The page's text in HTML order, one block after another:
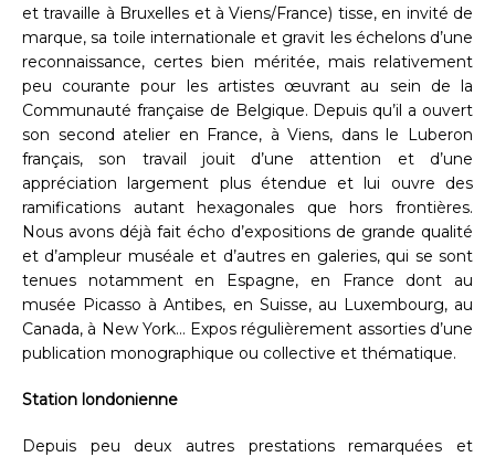
et travaille à Bruxelles et à Viens/France) tisse, en invité de
marque, sa toile internationale et gravit les échelons d’une
reconnaissance, certes bien méritée, mais relativement
peu courante pour les artistes œuvrant au sein de la
Communauté française de Belgique. Depuis qu’il a ouvert
son second atelier en France, à Viens, dans le Luberon
français, son travail jouit d’une attention et d’une
appréciation largement plus étendue et lui ouvre des
ramifications autant hexagonales que hors frontières.
Nous avons déjà fait écho d’expositions de grande qualité
et d’ampleur muséale et d’autres en galeries, qui se sont
tenues notamment en Espagne, en France dont au
musée Picasso à Antibes, en Suisse, au Luxembourg, au
Canada, à New York… Expos régulièrement assorties d’une
publication monographique ou collective et thématique.
Station londonienne
Depuis peu deux autres prestations remarquées et